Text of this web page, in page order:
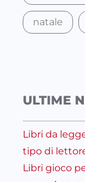
natale
ULTIME
Libri da
tipo di
Libri gioco